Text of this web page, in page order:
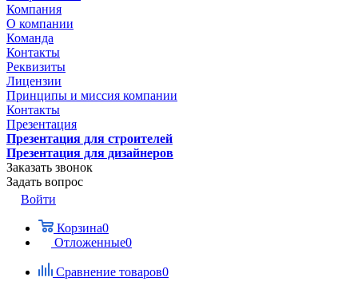
Компания
О компании
Команда
Контакты
Реквизиты
Лицензии
Принципы и миссия компании
Контакты
Презентация
Презентация для строителей
Презентация для дизайнеров
Заказать звонок
Задать вопрос
Войти
Корзина0
Отложенные0
Сравнение товаров0